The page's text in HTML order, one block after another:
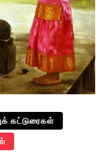
கட்டுரைகள்